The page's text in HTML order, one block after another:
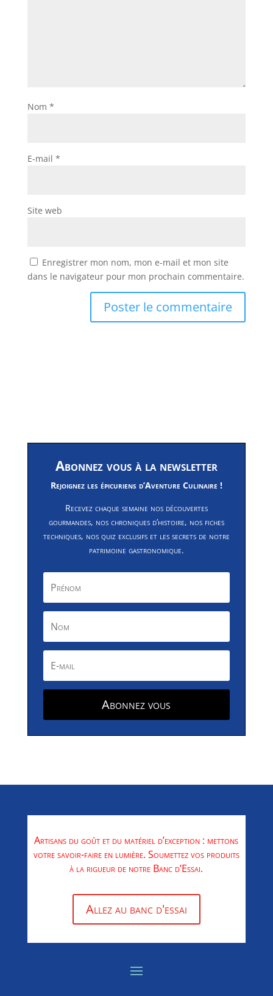
Nom *
E-mail *
Site web
Enregistrer mon nom, mon e-mail et mon site
dans le navigateur pour mon prochain commentaire.
Abonnez vous à la newsletter
Rejoignez les épicuriens d’Aventure Culinaire !
Recevez chaque semaine nos découvertes
gourmandes, nos chroniques d’histoire, nos fiches
techniques, nos quiz exclusifs et les secrets de notre
patrimoine gastronomique.
Abonnez vous
Artisans du goût et du matériel d’exception : mettons
votre savoir-faire en lumière. Soumettez vos produits
à la rigueur de notre Banc d’Essai.
Allez au banc d'essai